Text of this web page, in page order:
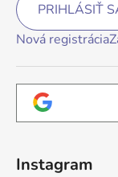
PRIHLÁSIŤ
Nová registrácia
Instagram